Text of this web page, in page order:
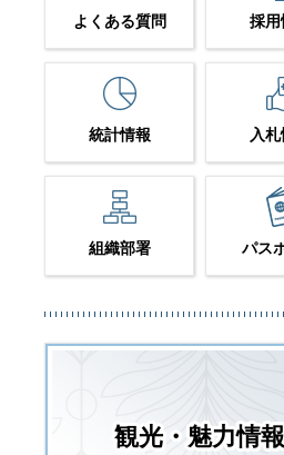
よくある質問 採用
統計情報 入
組織部署 パス
観光・魅力情報